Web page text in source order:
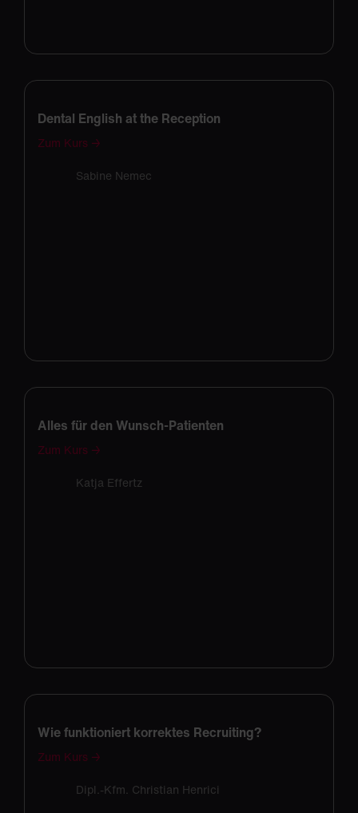
Dental English at the Reception
Zum Kurs →
Sabine Nemec
Alles für den Wunsch-Patienten
Zum Kurs →
Katja Effertz
Wie funktioniert korrektes Recruiting?
Zum Kurs →
Dipl.-Kfm. Christian Henrici